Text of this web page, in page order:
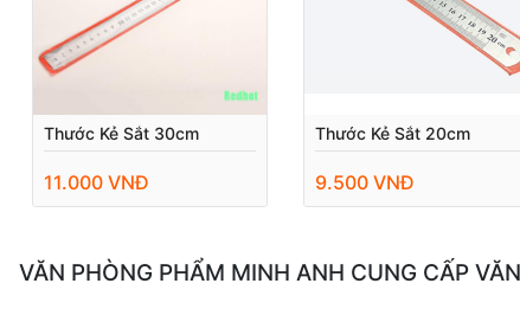
Thước Kẻ Sắt 30cm
11.000 VNĐ
Thước Kẻ Sắt 20cm
9.500 VNĐ
VĂN PHÒNG PHẨM MINH ANH CUNG CẤP